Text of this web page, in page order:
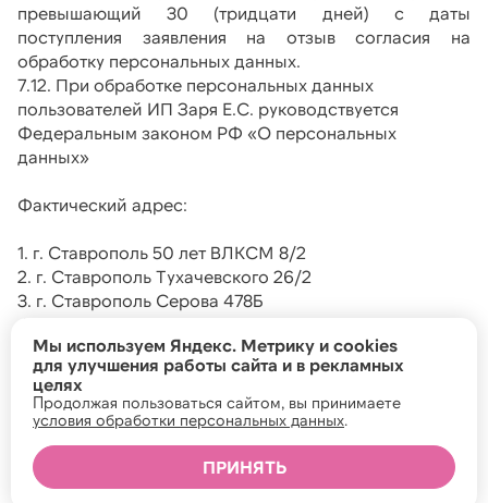
превышающий 30 (тридцати дней) с даты
поступления заявления на отзыв согласия на
обработку персональных данных.
7.12. При обработке персональных данных
пользователей ИП Заря Е.С. руководствуется
Федеральным законом РФ «О персональных
данных»
Фактический адрес:
1. г. Ставрополь 50 лет ВЛКСМ 8/2
2. г. Ставрополь Тухачевского 26/2
3. г. Ставрополь Серова 478Б
5. г. Ставрополь Тухачевского 30
Юридический адрес: 355042, Ставропольский край,
г. Ставрополь, ул. 50 лет ВЛКСМ, дом 107, кв. 173
ИНН 262405416565
ОГРН 309264619700087
Почта:
zaryabuh.stv@mail.ru
Мы используем Яндекс. Метрику и cookies
для улучшения работы сайта и в рекламных
целях
Продолжая пользоваться сайтом, вы принимаете
условия обработки персональных данных.
ПРИНЯТЬ